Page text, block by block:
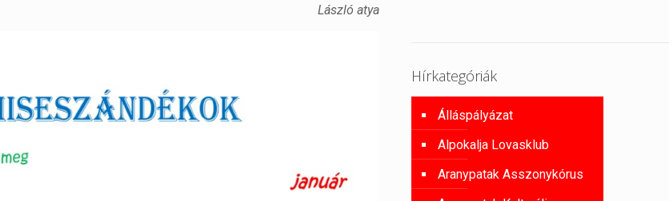
László atya
Hírkategóriák
Álláspályázat
Alpokalja Lovasklub
Aranypatak Asszonykórus